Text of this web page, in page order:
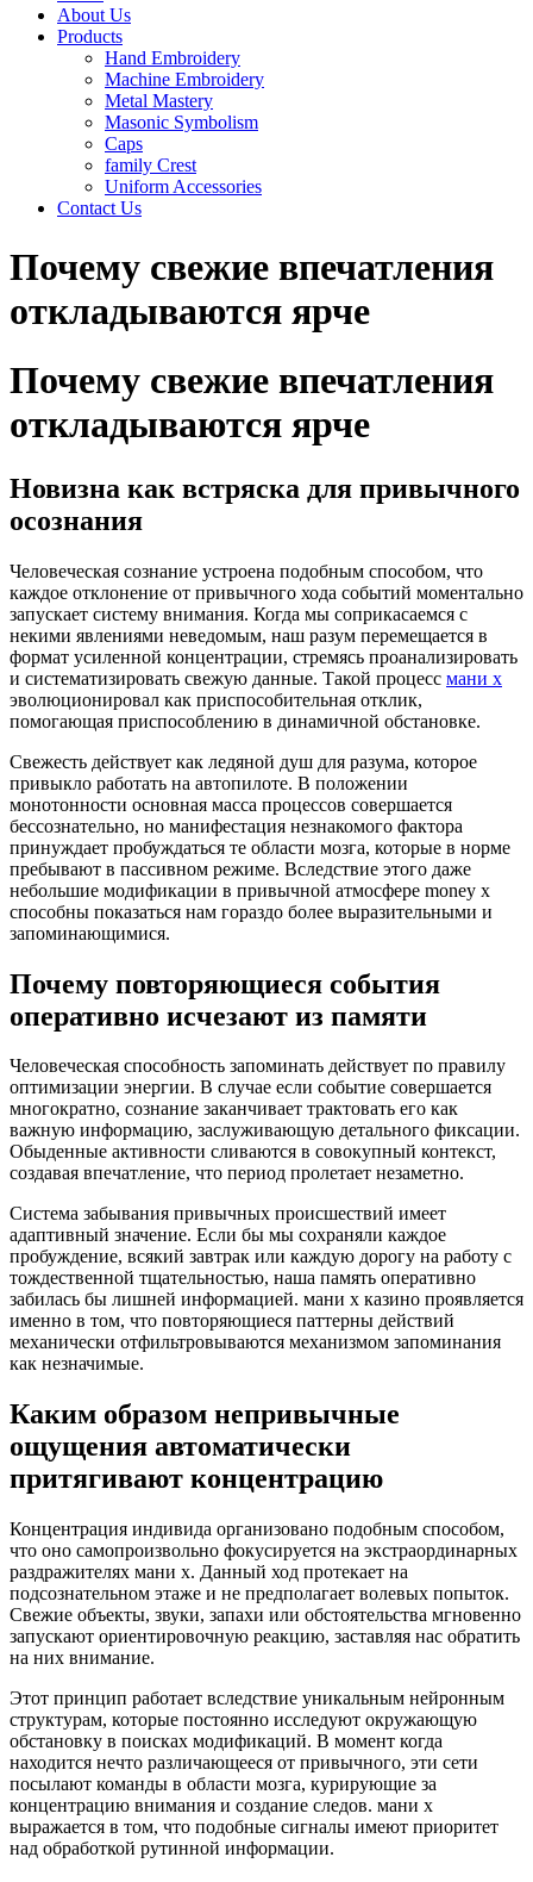
About Us
Products
Hand Embroidery
Machine Embroidery
Metal Mastery
Masonic Symbolism
Caps
family Crest
Uniform Accessories
Contact Us
Почему свежие впечатления
откладываются ярче
Почему свежие впечатления
откладываются ярче
Новизна как встряска для привычного
осознания
Человеческая сознание устроена подобным способом, что
каждое отклонение от привычного хода событий моментально
запускает систему внимания. Когда мы соприкасаемся с
некими явлениями неведомым, наш разум перемещается в
формат усиленной концентрации, стремясь проанализировать
и систематизировать свежую данные. Такой процесс мани х
эволюционировал как приспособительная отклик,
помогающая приспособлению в динамичной обстановке.
Свежесть действует как ледяной душ для разума, которое
привыкло работать на автопилоте. В положении
монотонности основная масса процессов совершается
бессознательно, но манифестация незнакомого фактора
принуждает пробуждаться те области мозга, которые в норме
пребывают в пассивном режиме. Вследствие этого даже
небольшие модификации в привычной атмосфере money x
способны показаться нам гораздо более выразительными и
запоминающимися.
Почему повторяющиеся события
оперативно исчезают из памяти
Человеческая способность запоминать действует по правилу
оптимизации энергии. В случае если событие совершается
многократно, сознание заканчивает трактовать его как
важную информацию, заслуживающую детального фиксации.
Обыденные активности сливаются в совокупный контекст,
создавая впечатление, что период пролетает незаметно.
Система забывания привычных происшествий имеет
адаптивный значение. Если бы мы сохраняли каждое
пробуждение, всякий завтрак или каждую дорогу на работу с
тождественной тщательностью, наша память оперативно
забилась бы лишней информацией. мани х казино проявляется
именно в том, что повторяющиеся паттерны действий
механически отфильтровываются механизмом запоминания
как незначимые.
Каким образом непривычные
ощущения автоматически
притягивают концентрацию
Концентрация индивида организовано подобным способом,
что оно самопроизвольно фокусируется на экстраординарных
раздражителях мани х. Данный ход протекает на
подсознательном этаже и не предполагает волевых попыток.
Свежие объекты, звуки, запахи или обстоятельства мгновенно
запускают ориентировочную реакцию, заставляя нас обратить
на них внимание.
Этот принцип работает вследствие уникальным нейронным
структурам, которые постоянно исследуют окружающую
обстановку в поисках модификаций. В момент когда
находится нечто различающееся от привычного, эти сети
посылают команды в области мозга, курирующие за
концентрацию внимания и создание следов. мани х
выражается в том, что подобные сигналы имеют приоритет
над обработкой рутинной информации.